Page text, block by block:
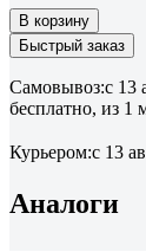
В корзину
Быстрый заказ
Самовывоз:c 13
бесплатно, из 1
Курьером:c 13
Аналоги